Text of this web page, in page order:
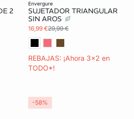
2
envergure
SUJETADOR TRIANGULAR
SIN AROS
16,99 €29,99 €
REBAJAS: ¡Ahora 3x2 en
TODO*!
-58%